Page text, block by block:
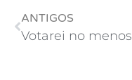
ANTIGOS